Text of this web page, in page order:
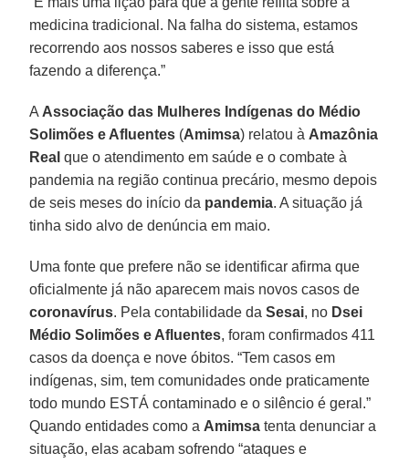
medicina tradicional. Na falha do sistema, estamos
recorrendo aos nossos saberes e isso que está
fazendo a diferença.”
A Associação das Mulheres Indígenas do Médio
Solimões e Afluentes (Amimsa) relatou à Amazônia
Real que o atendimento em saúde e o combate à
pandemia na região continua precário, mesmo depois
de seis meses do início da pandemia. A situação já
tinha sido alvo de denúncia em maio.
Uma fonte que prefere não se identificar afirma que
oficialmente já não aparecem mais novos casos de
coronavírus. Pela contabilidade daSesai, no Dsei
Médio Solimões e Afluentes, foram confirmados 411
casos da doença e nove óbitos. “Tem casos em
indígenas, sim, tem comunidades onde praticamente
todo mundo ESTÁ contaminado e o silêncio é geral.”
Quando entidades como a Amimsa tenta denunciar a
situação, elas acabam sofrendo “ataques e